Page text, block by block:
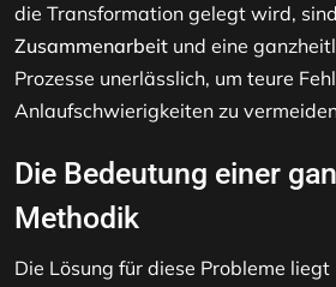
die Transformation gelegt wird,
Zusammenarbeit und eine
Prozesse unerlässlich, um teure
Anlaufschwierigkeiten zu
Die Bedeutung einer
Methodik
Die Lösung für diese Probleme liegt